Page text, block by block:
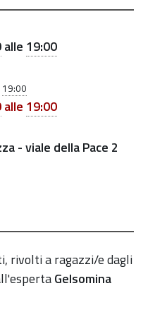
alle 19:00
19:00
alle 19:00
- viale della Pace 2
rivolti a ragazzi/e dagli
Gelsomina